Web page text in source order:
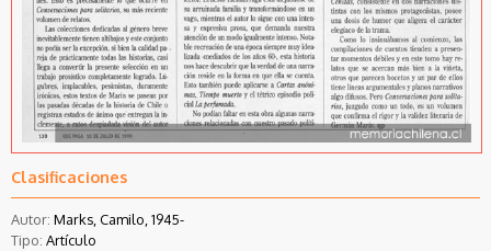
Clasificaciones
Autor: Marks, Camilo, 1945-
Tipo: Artículo